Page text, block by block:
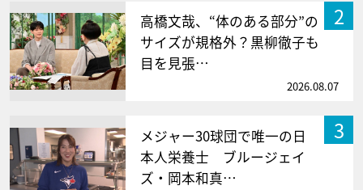
2
高橋文哉、“体のある部分”の
サイズが規格外？黒柳徹子も
目を見張…
2026.08.07
3
メジャー30球団で唯一の日
本人栄養士 ブルージェイ
ズ・岡本和真…